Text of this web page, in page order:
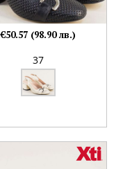
37
€50.57 (98.90 лв.)